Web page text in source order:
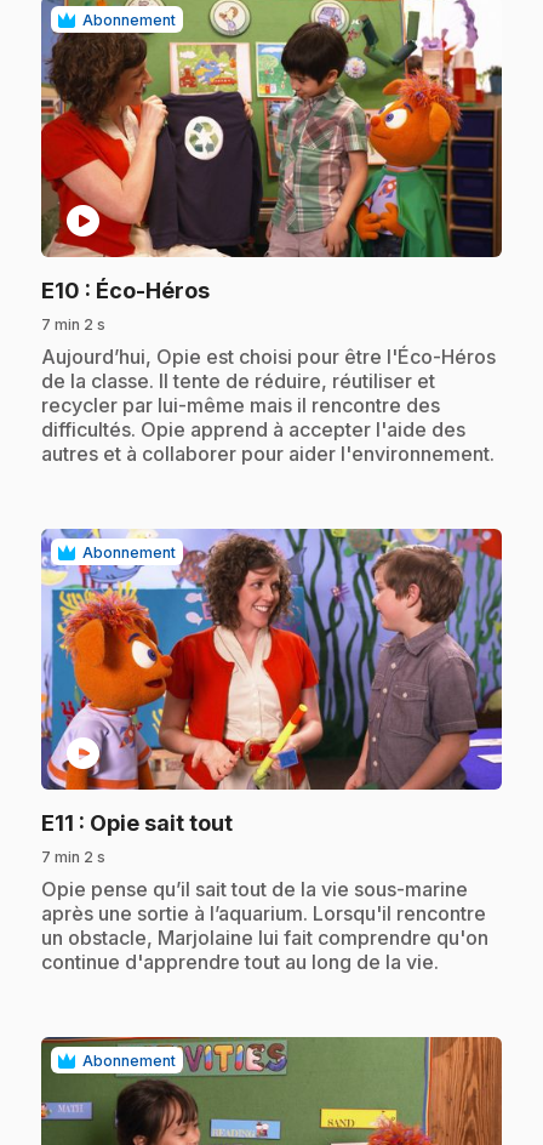
Abonnement
play_circle
E10 : Éco-Héros.
7 min 2 s
.Aujourd’hui, Opie est choisi pour être l'Éco-Héros
de la classe. Il tente de réduire, réutiliser et
recycler par lui-même mais il rencontre des
difficultés. Opie apprend à accepter l'aide des
autres et à collaborer pour aider l'environnement.
Abonnement
play_circle
E11 : Opie sait tout.
7 min 2 s
.Opie pense qu’il sait tout de la vie sous-marine
après une sortie à l’aquarium. Lorsqu'il rencontre
un obstacle, Marjolaine lui fait comprendre qu'on
continue d'apprendre tout au long de la vie.
Abonnement